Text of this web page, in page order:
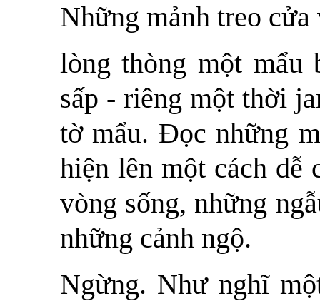
Những mảnh treo
lòng thòng một mẩu
sấp - riêng một thời
tờ mẩu. Đọc những
hiện lên một cách dễ
vòng sống, những
những cảnh ngộ.
Ngừng. Như nghĩ